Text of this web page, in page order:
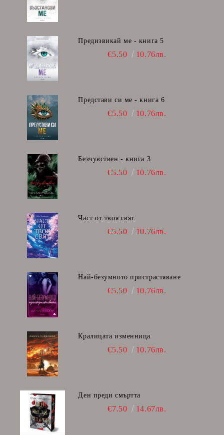
Предизвикай ме - книга 5
€5.50 10.76лв.
Представи си ме - книга 6
€5.50 10.76лв.
Безчувствен - книга 3
€5.50 10.76лв.
Част от твоя свят
€5.50 10.76лв.
Най-безумното пристрастяване
€5.50 10.76лв.
Кралицата изменница
€5.50 10.76лв.
Ден преди смъртта
€7.50 14.67лв.